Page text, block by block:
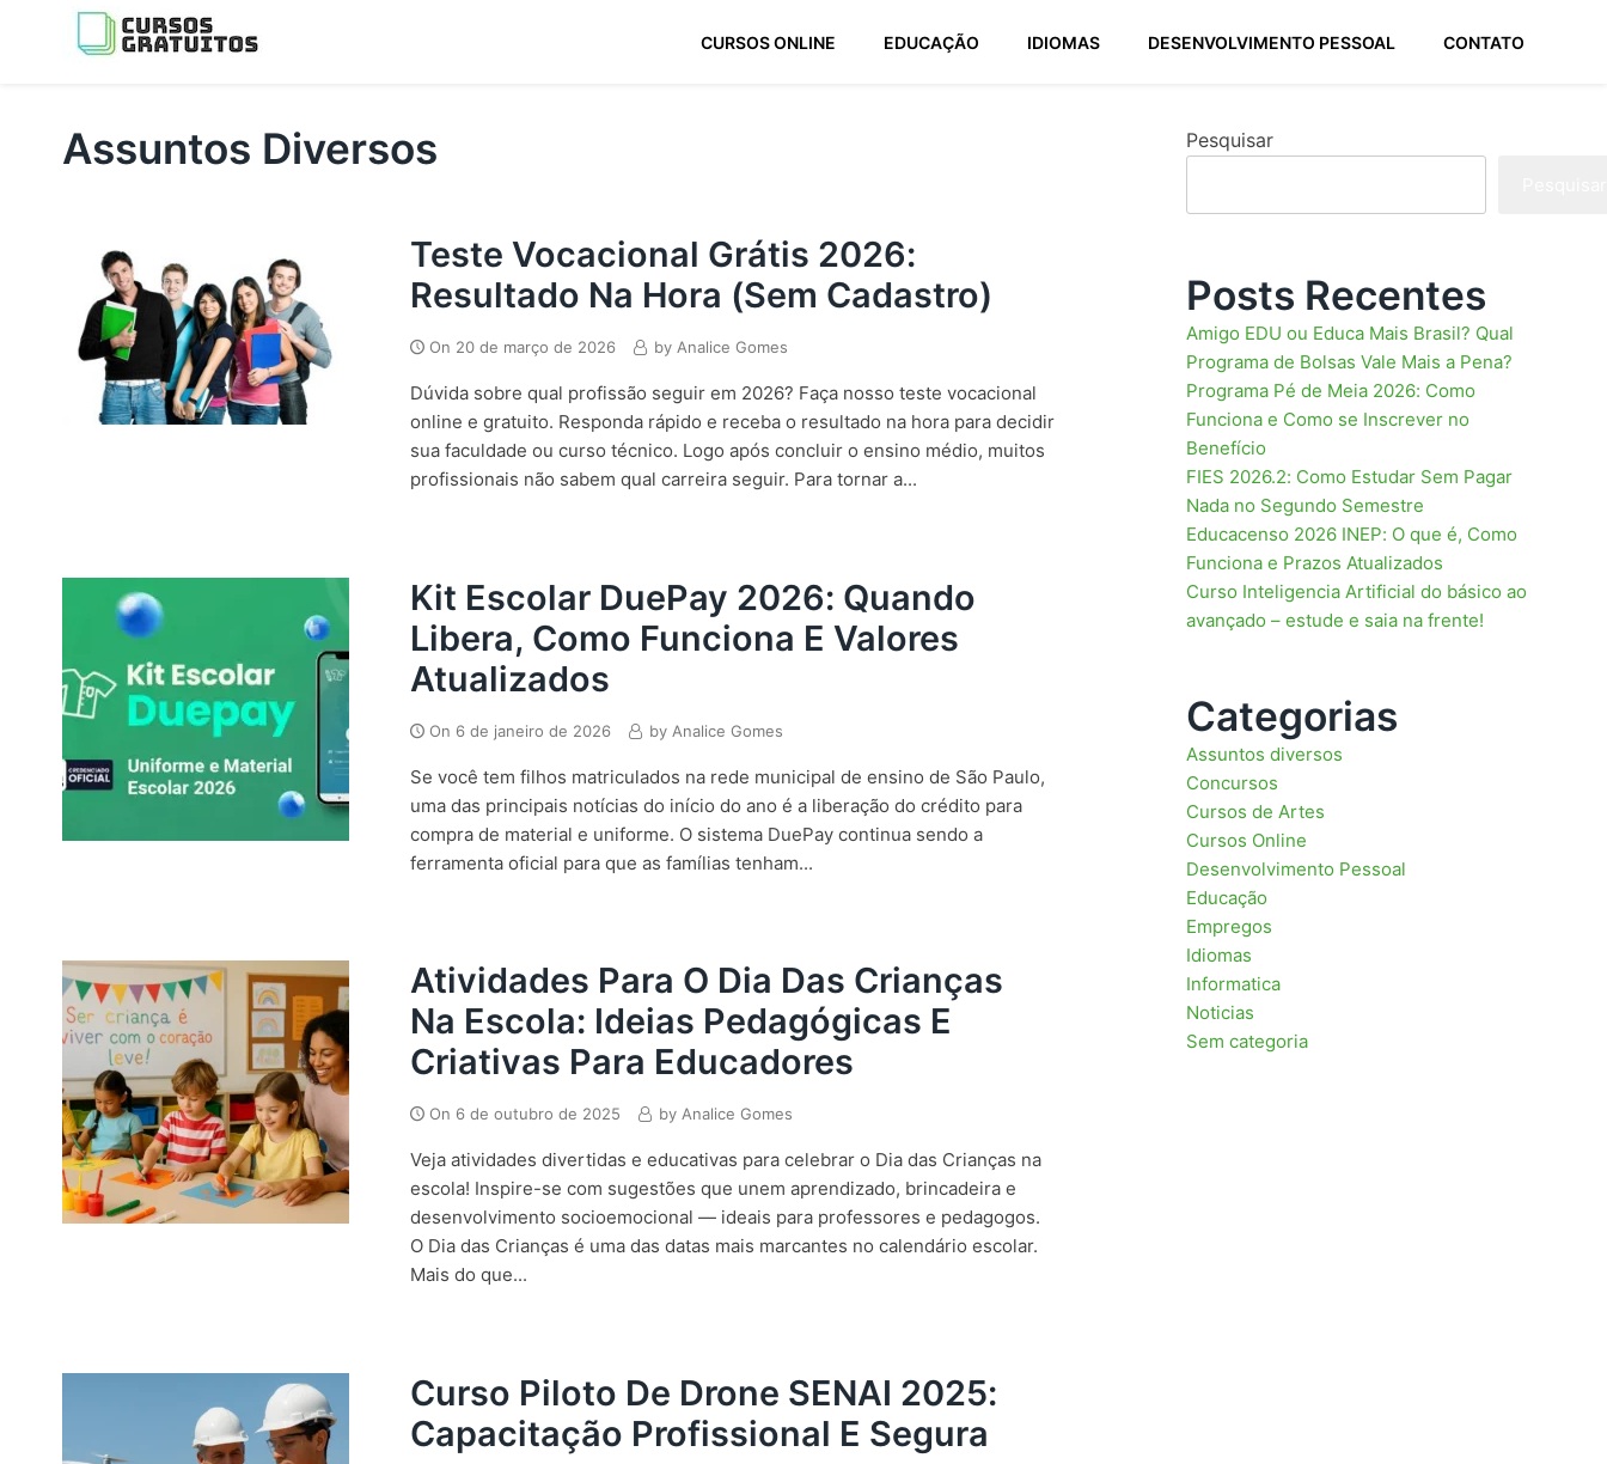
CURSOS ONLINE EDUCAÇÃO IDIOMAS DESENVOLVIMENTO PESSOAL CONTATO
Assuntos Diversos
Teste Vocacional Grátis 2026:
Resultado Na Hora (Sem Cadastro)
On 20 de março de 2026 by Analice Gomes
Dúvida sobre qual profissão seguir em 2026? Faça nosso teste vocacional
online e gratuito. Responda rápido e receba o resultado na hora para decidir
sua faculdade ou curso técnico. Logo após concluir o ensino médio, muitos
profissionais não sabem qual carreira seguir. Para tornar a...
Kit Escolar DuePay 2026: Quando
Libera, Como Funciona E Valores
Atualizados
On 6 de janeiro de 2026 by Analice Gomes
Se você tem filhos matriculados na rede municipal de ensino de São Paulo,
uma das principais notícias do início do ano é a liberação do crédito para
compra de material e uniforme. O sistema DuePay continua sendo a
ferramenta oficial para que as famílias tenham...
Atividades Para O Dia Das Crianças
Na Escola: Ideias Pedagógicas E
Criativas Para Educadores
On 6 de outubro de 2025 by Analice Gomes
Veja atividades divertidas e educativas para celebrar o Dia das Crianças na
escola! Inspire-se com sugestões que unem aprendizado, brincadeira e
desenvolvimento socioemocional — ideais para professores e pedagogos.
O Dia das Crianças é uma das datas mais marcantes no calendário escolar.
Mais do que...
Curso Piloto De Drone SENAI 2025:
Capacitação Profissional E Segura
Pesquisar
Posts Recentes
Amigo EDU ou Educa Mais Brasil? Qual
Programa de Bolsas Vale Mais a Pena?
Programa Pé de Meia 2026: Como
Funciona e Como se Inscrever no
Benefício
FIES 2026.2: Como Estudar Sem Pagar
Nada no Segundo Semestre
Educacenso 2026 INEP: O que é, Como
Funciona e Prazos Atualizados
Curso Inteligencia Artificial do básico ao
avançado – estude e saia na frente!
Categorias
Assuntos diversos
Concursos
Cursos de Artes
Cursos Online
Desenvolvimento Pessoal
Educação
Empregos
Idiomas
Informatica
Noticias
Sem categoria